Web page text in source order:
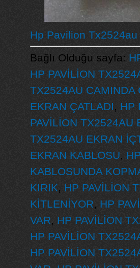
Hp Pavilion
Bağlı Olduğu sayfa:
HP PAVİLİON
TX2524AU CAMINDA
EKRAN ÇATLADI, HP
PAVİLİON TX2524AU
TX2524AU EKRAN
EKRAN KABLOSU,
KABLOSUNDA
KIRIK, HP PAVİLİON
KİTLENİYOR, HP
VAR, HP PAVİLİON
HP PAVİLİON
HP PAVİLİON